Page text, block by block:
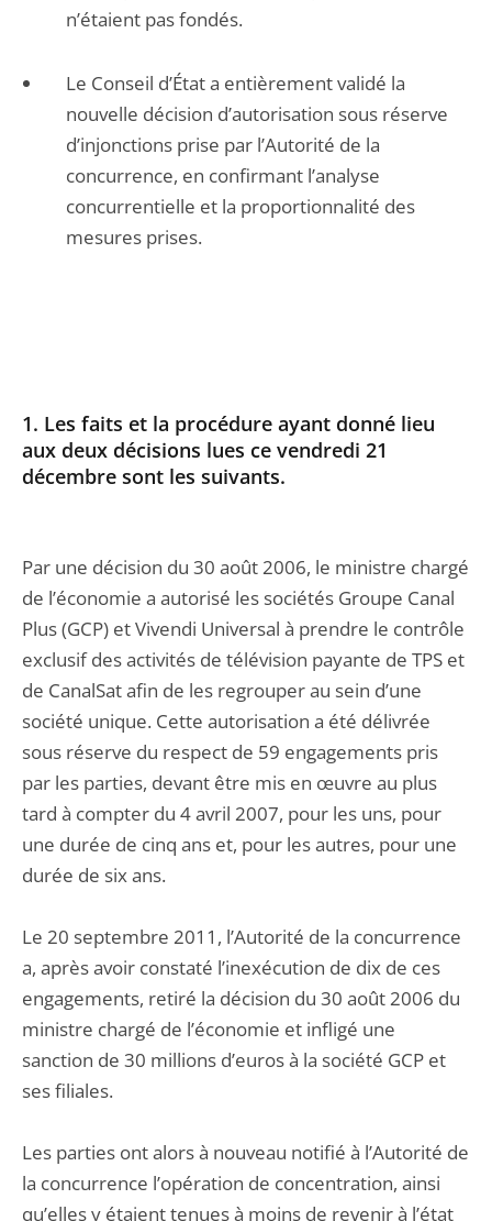
n’étaient pas fondés.
Le Conseil d’État a entièrement validé la
nouvelle décision d’autorisation sous réserve
d’injonctions prise par l’Autorité de la
concurrence, en confirmant l’analyse
concurrentielle et la proportionnalité des
mesures prises.
1. Les faits et la procédure ayant donné lieu
aux deux décisions lues ce vendredi 21
décembre sont les suivants.
Par une décision du 30 août 2006, le ministre chargé
de l’économie a autorisé les sociétés Groupe Canal
Plus (GCP) et Vivendi Universal à prendre le contrôle
exclusif des activités de télévision payante de TPS et
de CanalSat afin de les regrouper au sein d’une
société unique. Cette autorisation a été délivrée
sous réserve du respect de 59 engagements pris
par les parties, devant être mis en œuvre au plus
tard à compter du 4 avril 2007, pour les uns, pour
une durée de cinq ans et, pour les autres, pour une
durée de six ans.
Le 20 septembre 2011, l’Autorité de la concurrence
a, après avoir constaté l’inexécution de dix de ces
engagements, retiré la décision du 30 août 2006 du
ministre chargé de l’économie et infligé une
sanction de 30 millions d’euros à la société GCP et
ses filiales.
Les parties ont alors à nouveau notifié à l’Autorité de
la concurrence l’opération de concentration, ainsi
qu’elles y étaient tenues à moins de revenir à l’état